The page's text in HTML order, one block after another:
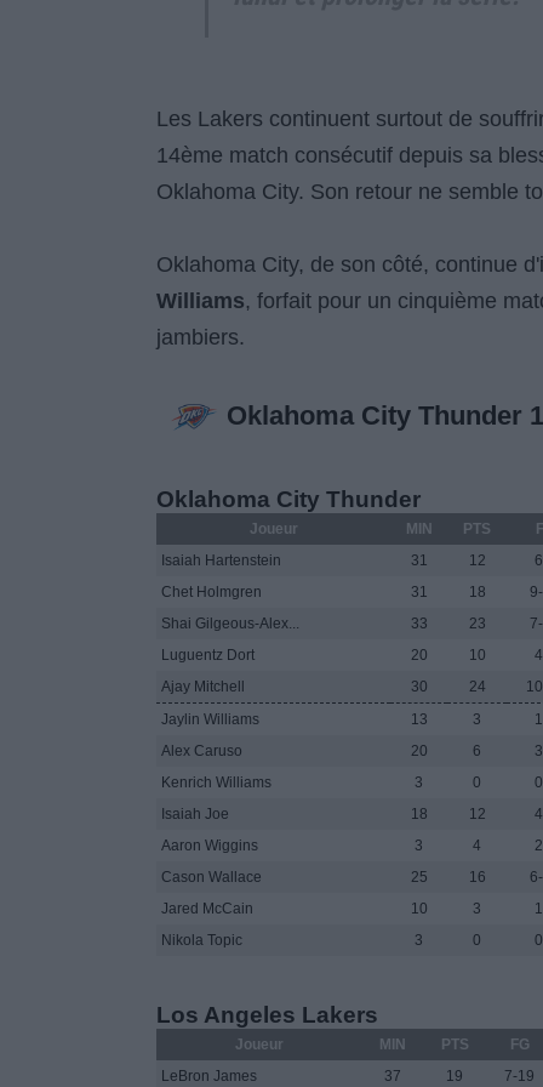
Les Lakers continuent surtout de
14ème match consécutif depuis sa
Oklahoma City. Son retour ne semble
Oklahoma City, de son côté, continue
Williams, forfait pour un cinquième
jambiers.
Oklahoma City Thunder
Oklahoma City Thunder
Joueur MIN PTS
Isaiah Hartenstein
31 12
Chet Holmgren
31 18
Shai Gilgeous-Alex...
33 23
Luguentz Dort
20 10
Ajay Mitchell
30 24
Jaylin Williams
13 3
Alex Caruso
20 6
Kenrich Williams
3 0
Isaiah Joe
18 12
Aaron Wiggins
3 4
Cason Wallace
25 16
Jared McCain
10 3
Nikola Topic
3 0
Los Angeles Lakers
Joueur MIN PTS FG
LeBron James
37 19 7-19